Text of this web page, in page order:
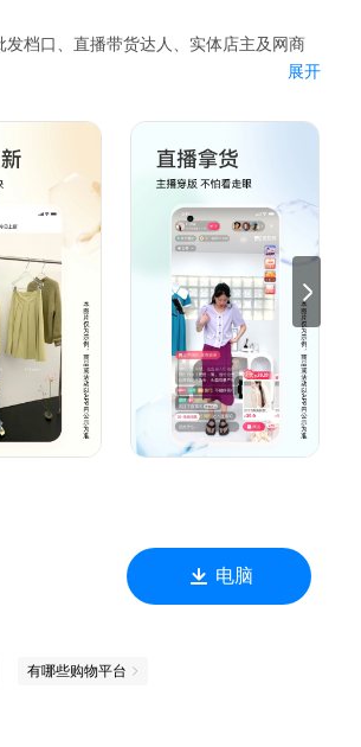
档口、直播带货达人、实体店主及网商
家销售利润。
一件代发，是直播带货、实体拿货、零
展开
电脑
有哪些购物平台